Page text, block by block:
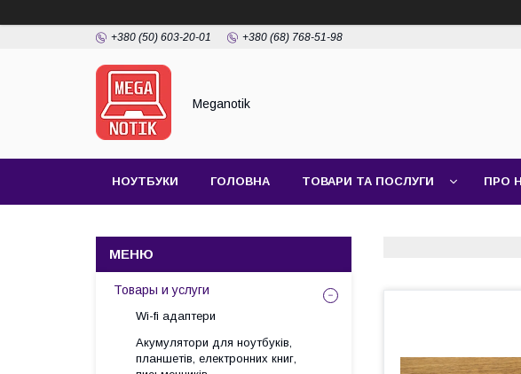
+380 (50) 603-20-01 +380 (68) 768-51-98
Meganotik
НОУТБУКИ ГОЛОВНА ТОВАРИ ТА ПОСЛУГИ ПРО
Товары и услуги
Wi-fi адаптери
Акумулятори для ноутбуків,
планшетів, електронних книг,